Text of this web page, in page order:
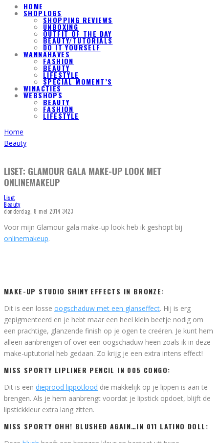
HOME
SHOPLOGS
SHOPPING REVIEWS
UNBOXING
OUTFIT OF THE DAY
BEAUTY/TUTORIALS
DO IT YOURSELF
WANNAHAVES
FASHION
BEAUTY
LIFESTYLE
SPECIAL MOMENT’S
WINACTIES
WEBSHOPS
BEAUTY
FASHION
LIFESTYLE
Home
Beauty
LISET: GLAMOUR GALA MAKE-UP LOOK MET
ONLINEMAKEUP
Liset
Beauty
donderdag, 8 mei 2014 3423
Voor mijn Glamour gala make-up look heb ik geshopt bij
onlinemakeup.
MAKE-UP STUDIO SHINY EFFECTS IN BRONZE:
Dit is een losse oogschaduw met een glanseffect. Hij is erg
gepigmenteerd en je hebt maar een heel klein beetje nodig om
een prachtige, glanzende finish op je ogen te creëren. Je kunt hem
alleen aanbrengen of over een oogschaduw heen zoals ik in deze
make-uptutorial heb gedaan. Zo krijg je een extra intens effect!
MISS SPORTY LIPLINER PENCIL IN 005 CONGO:
Dit is een dieprood lippotlood die makkelijk op je lippen is aan te
brengen. Als je hem aanbrengt voordat je lipstick opdoet, blijft de
lipstickkleur extra lang zitten.
MISS SPORTY OHH! BLUSHED AGAIN…IN 011 LATINO DOLL: